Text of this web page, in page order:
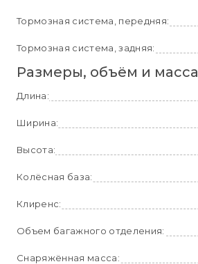
Тормозная система, передняя:
Тормозная система, задняя:
Размеры, объём и масса
Длина:
Ширина:
Высота:
Колёсная база:
Клиренс:
Объем багажного отделения:
Снаряжённая масса: